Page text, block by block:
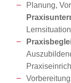
Planung,